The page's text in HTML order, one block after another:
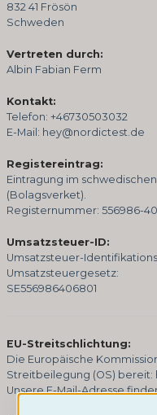
832 41 Frösön
Schweden
Vertreten durch:
Albin Fabian Ferm
Kontakt:
Telefon: +46730503032
E-Mail: hey@nordictest.de
Registereintrag:
Eintragung im
(Bolagsverket).
Registernummer: 556986-
Umsatzsteuer-ID:
Umsatzsteuer-
Umsatzsteuergesetz:
SE556986406801
EU-Streitschlichtung:
Die Europäische
Streitbeilegung (OS) bereit:
Unsere E-Mail-Adresse